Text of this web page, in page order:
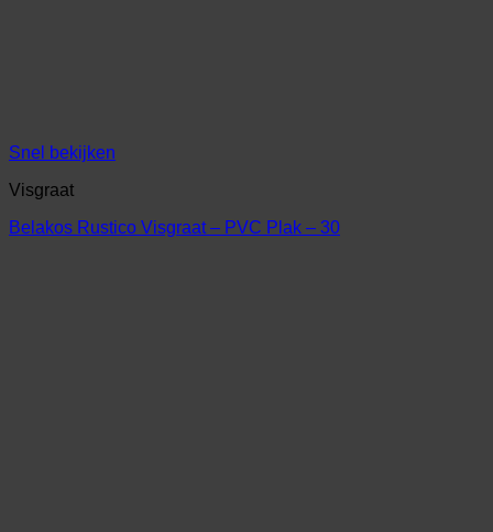
Snel bekijken
Visgraat
Belakos Rustico Visgraat – PVC Plak – 30